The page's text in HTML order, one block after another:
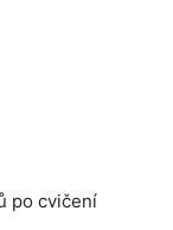
po cvičení